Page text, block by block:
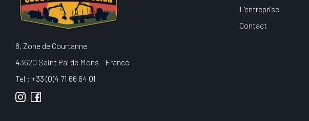
8, Zone de Courtanne
43620 Saint Pal de Mons - France
Tel : +33 (0)4 71 66 64 01
L'entreprise
Contact